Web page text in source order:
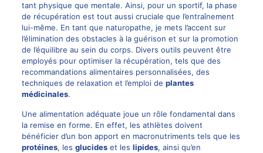
tant physique que mentale. Ainsi, pour un sportif, la phase
de récupération est tout aussi cruciale que l’entraînement
lui-même. En tant que naturopathe, je mets l’accent sur
l’élimination des obstacles à la guérison et sur la promotion
de l’équilibre au sein du corps. Divers outils peuvent être
employés pour optimiser la récupération, tels que des
recommandations alimentaires personnalisées, des
techniques de relaxation et l’emploi de plantes
médicinales.
Une alimentation adéquate joue un rôle fondamental dans
la remise en forme. En effet, les athlètes doivent
bénéficier d’un bon apport en macronutriments tels que les
protéines, les glucideset les lipides, ainsi qu’en